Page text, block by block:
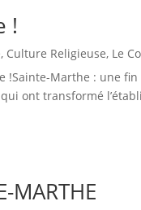
!
, Culture Religieuse, Le
Marthe : une
ont transformé
MARTHE